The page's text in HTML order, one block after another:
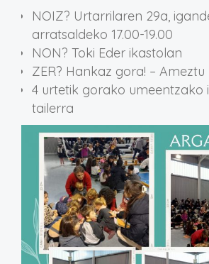
NOIZ? Urtarrilaren 29a,
arratsaldeko 17.00-19.00
NON? Toki Eder ikastolan
ZER? Hankaz gora! –
4 urtetik gorako umeentzako
tailerra